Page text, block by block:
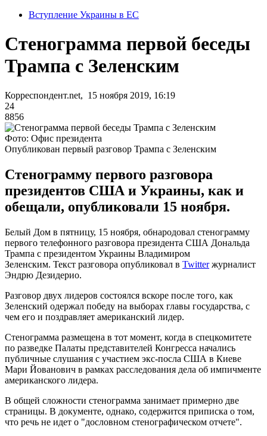
Вступление Украины в ЕС
Стенограмма первой беседы
Трампа с Зеленским
Корреспондент.net, 15 ноября 2019, 16:19
24
8856
Фото: Офис президента
Опубликован первый разговор Трампа с Зеленским
Стенограмму первого разговора
президентов США и Украины, как и
обещали, опубликовали 15 ноября.
Белый Дом в пятницу, 15 ноября, обнародовал стенограмму
первого телефонного разговора президента США Дональда
Трампа с президентом Украины Владимиром
Зеленским. Текст разговора опубликовал в Twitterжурналист
Эндрю Дезидерио.
Разговор двух лидеров состоялся вскоре после того, как
Зеленский одержал победу на выборах главы государства, с
чем его и поздравляет американский лидер.
Стенограмма размещена в тот момент, когда в спецкомитете
по разведке Палаты представителей Конгресса начались
публичные слушания с участием экс-посла США в Киеве
Мари Йованович в рамках расследования дела об импичменте
американского лидера.
В общей сложности стенограмма занимает примерно две
страницы. В документе, однако, содержится приписка о том,
что речь не идет о "дословном стенографическом отчете".